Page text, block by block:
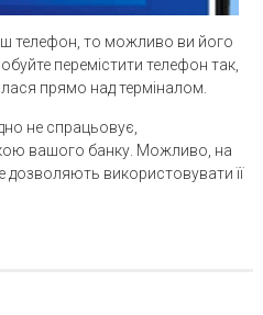
телефон, то можливо ви його
перемістити телефон так,
прямо над терміналом.
не спрацьовує,
вашого банку. Можливо, на
дозволяють використовувати її